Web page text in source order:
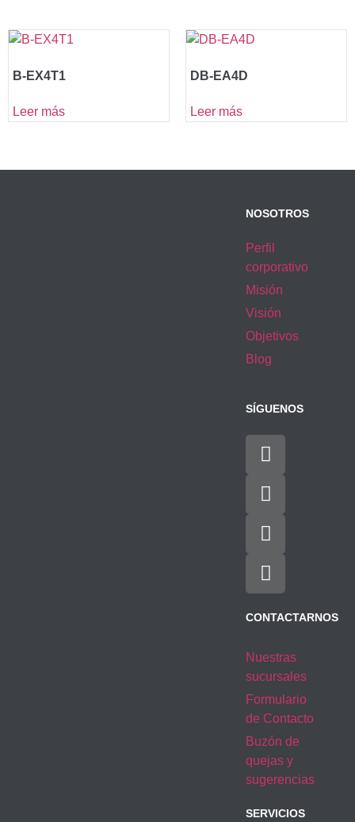
B-EX4T1
Leer más
DB-EA4D
Leer más
NOSOTROS
Perfil
corporativo
Misión
Visión
Objetivos
Blog
SÍGUENOS
CONTACTARNOS
Nuestras
sucursales
Formulario
de Contacto
Buzón de
quejas y
sugerencias
SERVICIOS